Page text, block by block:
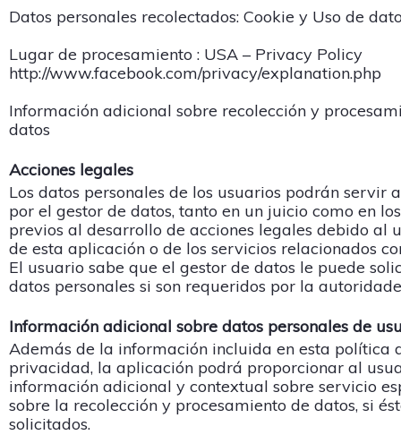
Datos personales recolectados: Cookie y Uso de
Lugar de procesamiento : USA – Privacy Policy
http://www.facebook.com/privacy/explanation.php
Información adicional sobre recolección y
datos
Acciones legales
Los datos personales de los usuarios podrán servir
por el gestor de datos, tanto en un juicio como en
previos al desarrollo de acciones legales debido al
de esta aplicación o de los servicios relacionados
El usuario sabe que el gestor de datos le puede
datos personales si son requeridos por la
Información adicional sobre datos personales de
Además de la información incluida en esta política
privacidad, la aplicación podrá proporcionar al
información adicional y contextual sobre servicio
sobre la recolección y procesamiento de datos, si
solicitados.